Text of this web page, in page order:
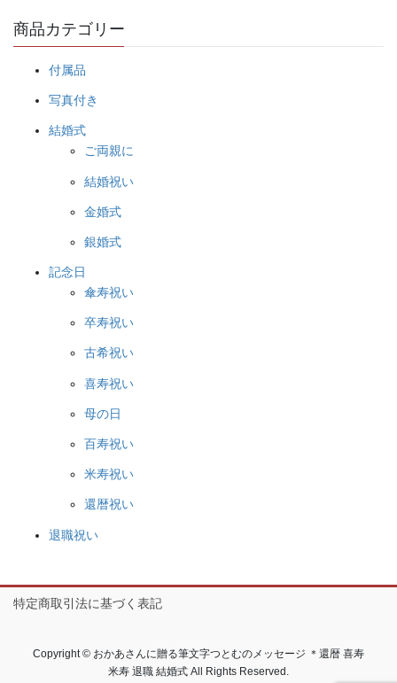
商品カテゴリー
付属品
写真付き
結婚式
ご両親に
結婚祝い
金婚式
銀婚式
記念日
傘寿祝い
卒寿祝い
古希祝い
喜寿祝い
母の日
百寿祝い
米寿祝い
還暦祝い
退職祝い
特定商取引法に基づく表記
Copyright © おかあさんに贈る筆文字つとむのメッセージ ＊還暦 喜寿
米寿 退職 結婚式 All Rights Reserved.